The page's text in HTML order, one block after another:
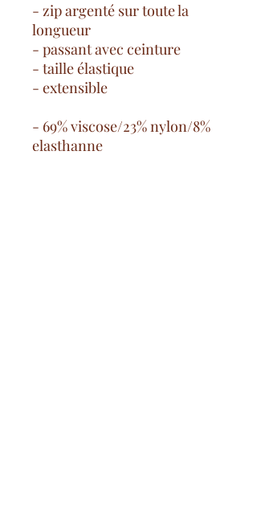
- zip argenté sur toute la
longueur
- passant avec ceinture
- taille élastique
- extensible
- 69% viscose/23% nylon/8%
elasthanne